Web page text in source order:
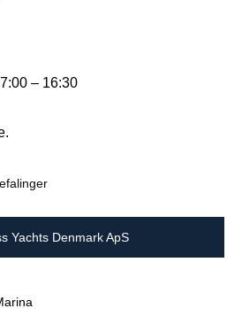
– 16:30
Yachts Denmark ApS